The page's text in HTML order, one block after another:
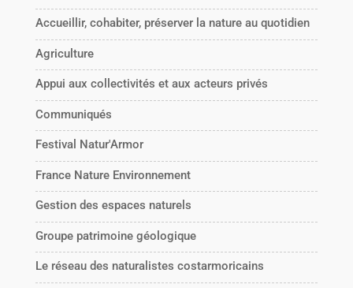
Accueillir, cohabiter, préserver la nature au quotidien
Agriculture
Appui aux collectivités et aux acteurs privés
Communiqués
Festival Natur'Armor
France Nature Environnement
Gestion des espaces naturels
Groupe patrimoine géologique
Le réseau des naturalistes costarmoricains